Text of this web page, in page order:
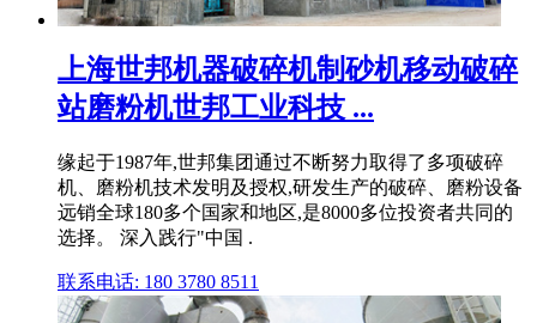
上海世邦机器破碎机制砂机移动破碎
站磨粉机世邦工业科技 ...
缘起于1987年,世邦集团通过不断努力取得了多项破碎
机、磨粉机技术发明及授权,研发生产的破碎、磨粉设备
远销全球180多个国家和地区,是8000多位投资者共同的
选择。 深入践行"中国 .
联系电话: 180 3780 8511